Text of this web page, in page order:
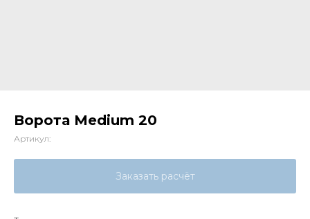
Ворота Medium 20
Артикул:
Заказать расчёт